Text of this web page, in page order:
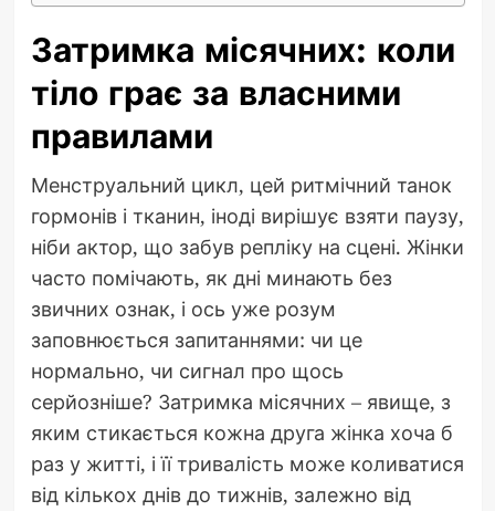
Затримка місячних: коли
тіло грає за власними
правилами
Менструальний цикл, цей ритмічний танок
гормонів і тканин, іноді вирішує взяти паузу,
ніби актор, що забув репліку на сцені. Жінки
часто помічають, як дні минають без
звичних ознак, і ось уже розум
заповнюється запитаннями: чи це
нормально, чи сигнал про щось
серйозніше? Затримка місячних – явище, з
яким стикається кожна друга жінка хоча б
раз у житті, і її тривалість може коливатися
від кількох днів до тижнів, залежно від